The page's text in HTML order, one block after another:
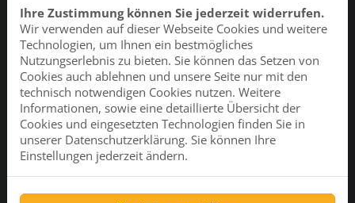
Ihre Zustimmung können Sie jederzeit widerrufen.
Wir verwenden auf dieser Webseite Cookies und weitere
Technologien, um Ihnen ein bestmögliches
Nutzungserlebnis zu bieten. Sie können das Setzen von
Cookies auch ablehnen und unsere Seite nur mit den
technisch notwendigen Cookies nutzen. Weitere
Informationen, sowie eine detaillierte Übersicht der
Cookies und eingesetzten Technologien finden Sie in
unserer Datenschutzerklärung. Sie können Ihre
Einstellungen jederzeit ändern.